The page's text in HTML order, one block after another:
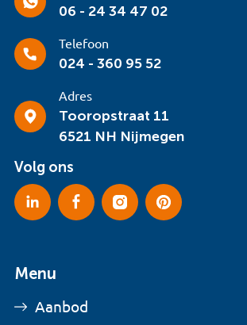
06 - 24 34 47 02
Telefoon
024 - 360 95 52
Adres
Tooropstraat 11
6521 NH Nijmegen
Volg ons
Menu
Aanbod